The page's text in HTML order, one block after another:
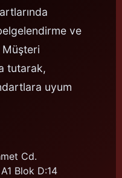
ve
Müşteri
tutarak,
uyum
Cd.
Blok D:14